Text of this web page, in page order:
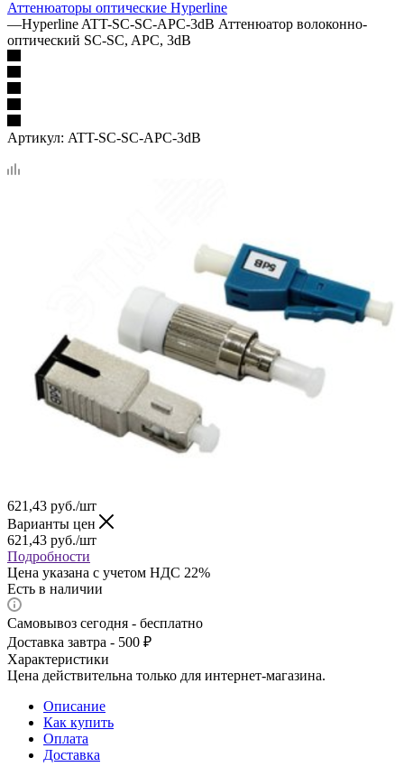
Аттенюаторы оптические Hyperline
—Hyperline ATT-SC-SC-APC-3dB Аттенюатор волоконно-
оптический SC-SC, APC, 3dB
Артикул: ATT-SC-SC-APC-3dB
621,43 руб./шт
Варианты цен
621,43 руб./шт
Подробности
Цена указана с учетом НДС 22%
Есть в наличии
Самовывоз сегодня - бесплатно
Доставка завтра - 500 ₽
Характеристики
Цена действительна только для интернет-магазина.
Описание
Как купить
Оплата
Доставка